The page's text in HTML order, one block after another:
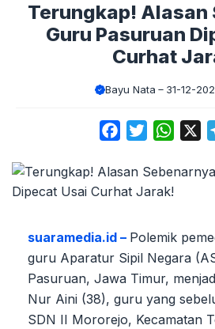
Terungkap! Alasan
Guru Pasuruan
Curhat
Bayu Nata 31-12-
FacebookTwitter
suaramedia.id – Polemik
guru Aparatur Sipil Negara
Pasuruan, Jawa Timur,
Nur Aini (38), guru yang
SDN II Mororejo, Kecamatan